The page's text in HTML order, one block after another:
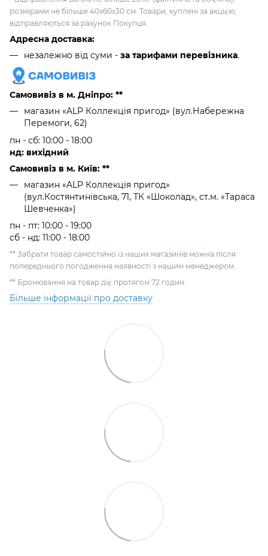
розмірами не більше 40х60х30 см. Товари, куплені за акцією,
відправляються за рахунок Покупця.
Адресна доставка:
незалежно від суми - за тарифами перевізника.
Самовивіз в м. Дніпро: **
магазин «ALP Коллекція пригод» (вул.Набережна
Перемоги, 62)
пн - сб: 10:00 - 18:00
нд: вихідний
Самовивіз в м. Київ: **
магазин «ALP Коллекція пригод»
(вул.Костянтинівська, 71, ТК «Шоколад», ст.м. «Тараса
Шевченка»)
пн - пт: 10:00 - 19:00
сб - нд: 11:00 - 18:00
** Забрати товар самостійно із наших магазинів можна після
попереднього погодження наявності з нашим менеджером.
** Бронювання на товар діє протягом 72 годин.
Більше інформації про доставку